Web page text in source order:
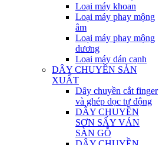
Loại máy khoan
Loại máy phay mộng
âm
Loại máy phay mộng
dương
Loại máy dán cạnh
DÂY CHUYỀN SẢN
XUẤT
Dây chuyền cắt finger
và ghép dọc tự động
DÂY CHUYỀN
SƠN SẤY VÁN
SÀN GỖ